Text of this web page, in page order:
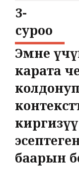
3-
cуроо
Эмне
карата
баарын